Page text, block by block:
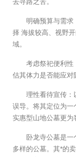
去寻路之苦。
明确预算与需
择 海拔较高、视野
域。
考虑祭祀便利性
估其体力是否能应对
理性看待宣传：
误导。将其定位为
实惠型山地公墓更为
卧龙寺公墓是
多样的公墓。其*的